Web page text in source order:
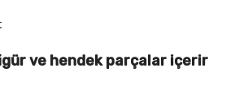
ve hendek parçalar içerir